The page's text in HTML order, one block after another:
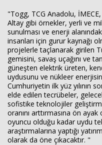
"Togg, TCG Anadolu,
Altay gibi örnekler, yerli ve
sunulması ve enerji
insanları için gurur kaynağı
projelerle taçlanarak girilen
gemisini, savaş uçağını ve
güneşten elektrik üreten,
uydusunu ve nükleer
Cumhuriyetin ilk yüz yılının
elde edilen tecrübeler,
sofistike teknolojiler
oranını arttırmasına ön
oyuncu olduğu kadar uydu
araştırmalarına yaptığı
olarak da öne çıkacaktır. "